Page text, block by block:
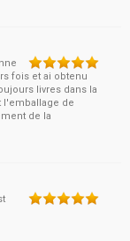
fois et ai obtenu
livres dans la
l'emballage de
de la